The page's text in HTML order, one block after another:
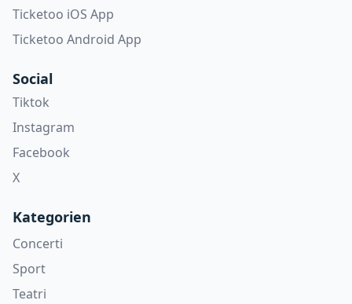
Ticketoo iOS App
Ticketoo Android App
Social
Tiktok
Instagram
Facebook
X
Kategorien
Concerti
Sport
Teatri